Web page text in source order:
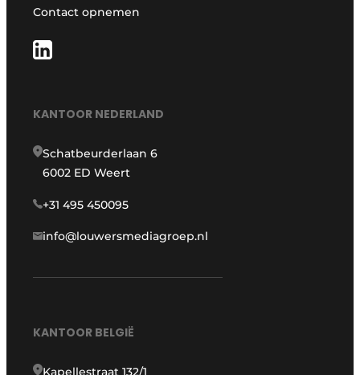
Contact opnemen
KANTOOR NEDERLAND
Schatbeurderlaan 6
6002 ED Weert
+31 495 450095
info@louwersmediagroep.nl
KANTOOR BELGIË
Kapellestraat 132/1